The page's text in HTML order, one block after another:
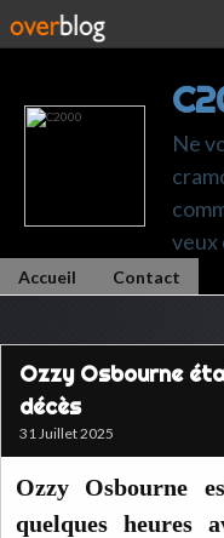
Ne
veux
Accueil Contact
Ozzy Osbourne
décès
31 Juillet 2025
Ozzy Osbourne
quelques heures